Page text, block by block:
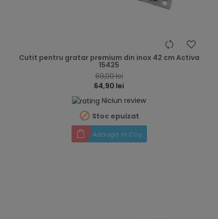
Cutit pentru gratar premium din inox 42 cm Activa
15425
69,00 lei
64,90 lei
Niciun review
 Stoc epuizat
Adaugă în Coș